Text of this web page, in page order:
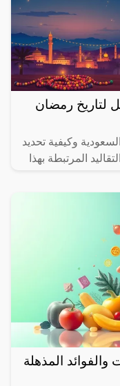
شامل لتاريخ رمضان
يبدأ رمضان 2025 في السعودية وكيفية تحديد
المرتبطة بهذا
المذهلة